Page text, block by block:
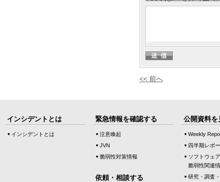
<< 前へ
インシデントとは
インシデントとは
緊急情報を確認する
注意喚起
JVN
脆弱性対策情報
依頼・相談する
公開資料を
Weekly
四半期レポ
ソフトウェ
脆弱性関連
研究・調査